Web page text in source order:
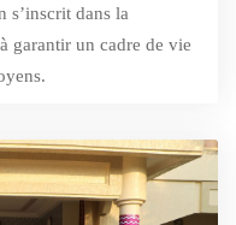
s’inscrit dans la
garantir un cadre de vie